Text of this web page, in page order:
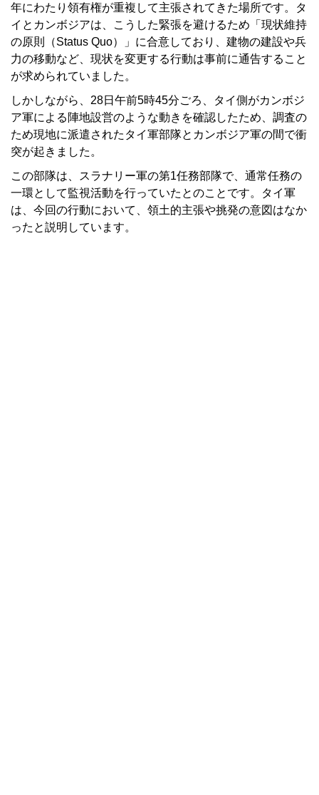
年にわたり領有権が重複して主張されてきた場所です。タ
イとカンボジアは、こうした緊張を避けるため「現状維持
の原則（Status Quo）」に合意しており、建物の建設や兵
力の移動など、現状を変更する行動は事前に通告すること
が求められていました。
しかしながら、28日午前5時45分ごろ、タイ側がカンボジ
ア軍による陣地設営のような動きを確認したため、調査の
ため現地に派遣されたタイ軍部隊とカンボジア軍の間で衝
突が起きました。
この部隊は、スラナリー軍の第1任務部隊で、通常任務の
一環として監視活動を行っていたとのことです。タイ軍
は、今回の行動において、領土的主張や挑発の意図はなか
ったと説明しています。